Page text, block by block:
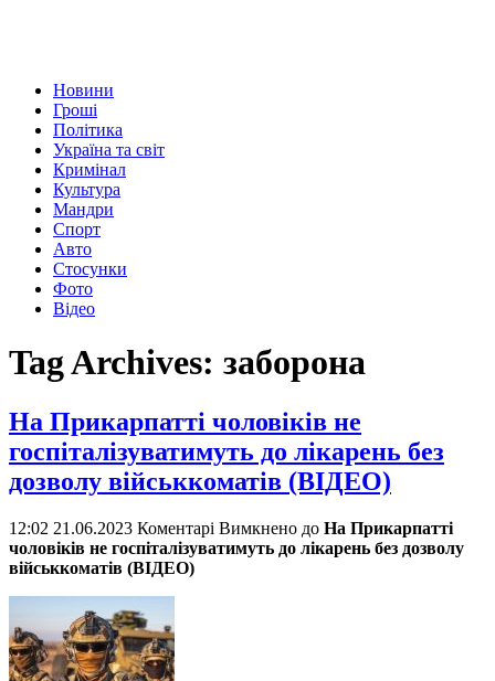
Новини
Гроші
Політика
Україна та світ
Кримінал
Культура
Мандри
Спорт
Авто
Стосунки
Фото
Відео
Tag Archives: заборона
На Прикарпатті чоловіків не
госпіталізуватимуть до лікарень без
дозволу військкоматів (ВІДЕО)
12:02 21.06.2023 Коментарі Вимкнено до На Прикарпатті
чоловіків не госпіталізуватимуть до лікарень без дозволу
військкоматів (ВІДЕО)